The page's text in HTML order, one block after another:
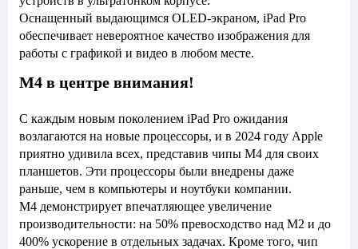
Оснащенный выдающимся OLED-экраном, iPad Pro
обеспечивает невероятное качество изображения для
работы с графикой и видео в любом месте.
M4 в центре внимания!
С каждым новым поколением iPad Pro ожидания
возлагаются на новые процессоры, и в 2024 году Apple
приятно удивила всех, представив чипы M4 для своих
планшетов. Эти процессоры были внедрены даже
раньше, чем в компьютеры и ноутбуки компании.
M4 демонстрирует впечатляющее увеличение
производительности: на 50% превосходство над M2 и до
400% ускорение в отдельных задачах. Кроме того, чип